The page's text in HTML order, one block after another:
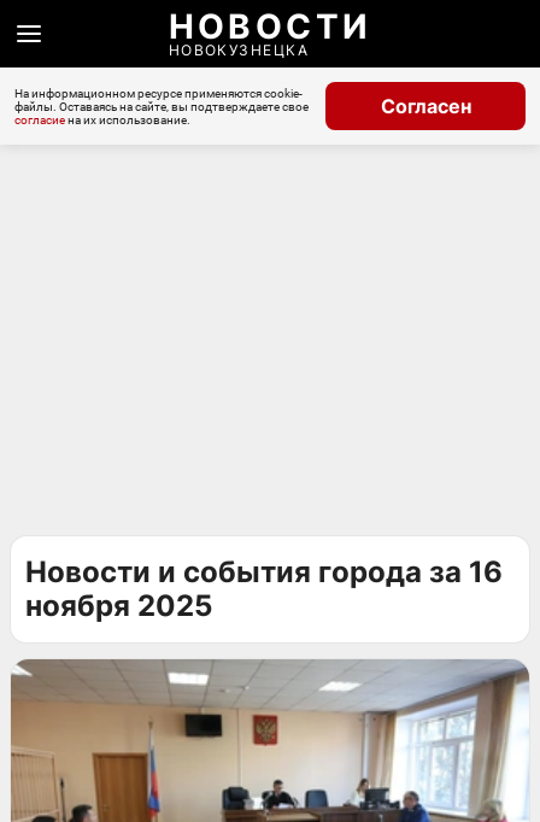
НОВОСТИ
НОВОКУЗНЕЦКА
На информационном ресурсе применяются cookie-
файлы. Оставаясь на сайте, вы подтверждаете свое
согласиена их использование.
Согласен
Новости и события города за 16
ноября 2025